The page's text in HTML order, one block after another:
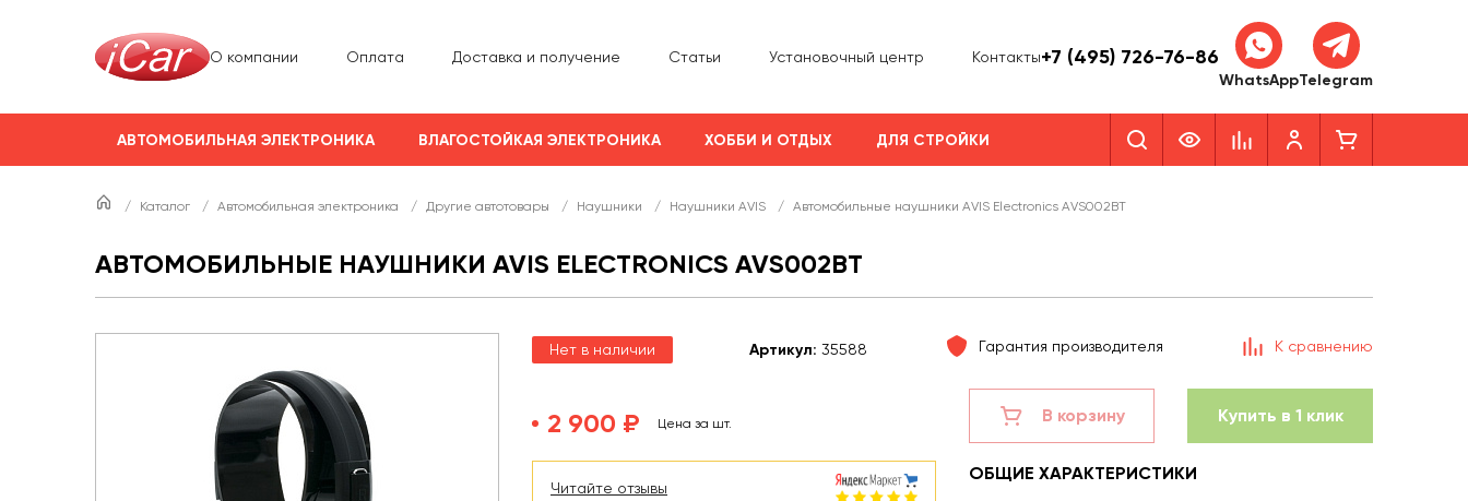
О компании Оплата Доставка и получение Статьи Установочный центр Контакты+7 (495) 726-76-86
WhatsAppTelegram
АВТОМОБИЛЬНАЯ ЭЛЕКТРОНИКА ВЛАГОСТОЙКАЯ ЭЛЕКТРОНИКА ХОББИ И ОТДЫХ ДЛЯ СТРОЙКИ
/ Каталог / Автомобильная электроника / Другие автотовары / Наушники / Наушники AVIS / Автомобильные наушники AVIS Electronics AVS002BT
АВТОМОБИЛЬНЫЕ НАУШНИКИ AVIS ELECTRONICS AVS002BT
Нет в наличии Артикул: 35588 Гарантия производителя К сравнению
2 900 ₽ Цена за шт.
Читайте отзывы
В корзину Купить в 1 клик
ОБЩИЕ ХАРАКТЕРИСТИКИ